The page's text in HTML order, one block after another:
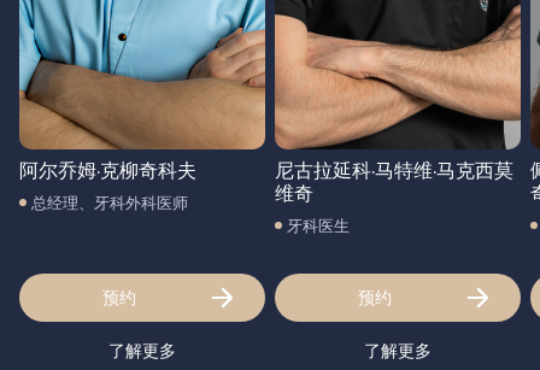
阿尔乔姆·克柳奇科夫
总经理、牙科外科医师
预约
了解更多
尼古拉延科·马特维·马克西莫
维奇
牙科医生
预约
了解更多